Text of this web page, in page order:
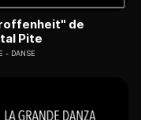
de
Pite
DANSE